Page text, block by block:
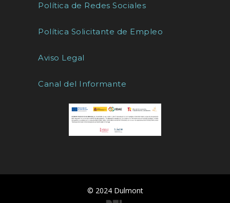
Política de Redes Sociales
Política Solicitante de Empleo
Aviso Legal
Canal del Informante
© 2024 Dulmont